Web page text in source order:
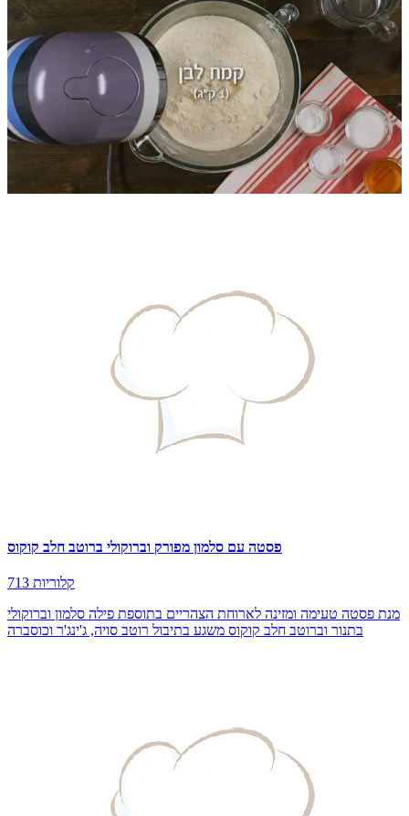
פסטה עם סלמון מפורק וברוקולי ברוטב חלב קוקוס
713 קלוריות
מנת פסטה טעימה ומזינה לארוחת הצהריים בתוספת פילה סלמון וברוקולי
בתנור וברוטב חלב קוקוס משגע בתיבול רוטב סויה, ג'ינג'ר וכוסברה